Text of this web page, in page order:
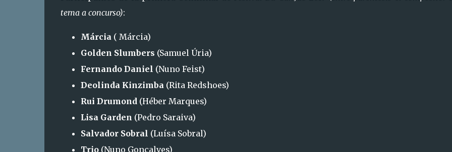
tema a concurso):
Márcia( Márcia)
Golden Slumbers (Samuel Úria)
Fernando Daniel (Nuno Feist)
Deolinda Kinzimba(Rita Redshoes)
Rui Drumond(Héber Marques)
Lisa Garden (Pedro Saraiva)
Salvador Sobral (Luísa Sobral)
Trio(Nuno Gonçalves)